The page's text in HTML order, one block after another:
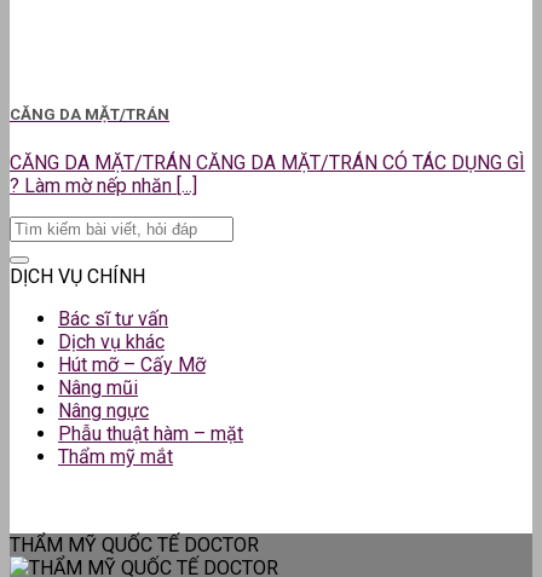
CĂNG DA MẶT/TRÁN
CĂNG DA MẶT/TRÁN CĂNG DA MẶT/TRÁN CÓ TÁC DỤNG GÌ
? Làm mờ nếp nhăn [...]
DỊCH VỤ CHÍNH
Bác sĩ tư vấn
Dịch vụ khác
Hút mỡ – Cấy Mỡ
Nâng mũi
Nâng ngực
Phẫu thuật hàm – mặt
Thẩm mỹ mắt
THẨM MỸ QUỐC TẾ DOCTOR